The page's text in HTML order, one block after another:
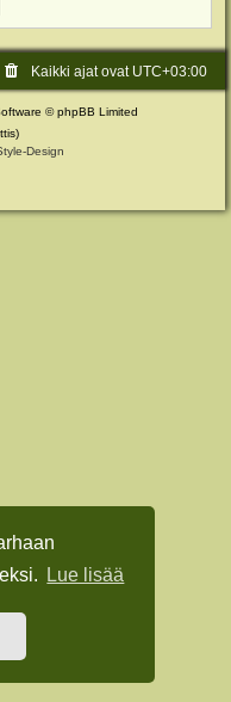
Lue lisää
Kaikki ajat ovat UTC+03:00
© phpBB Limited
Design